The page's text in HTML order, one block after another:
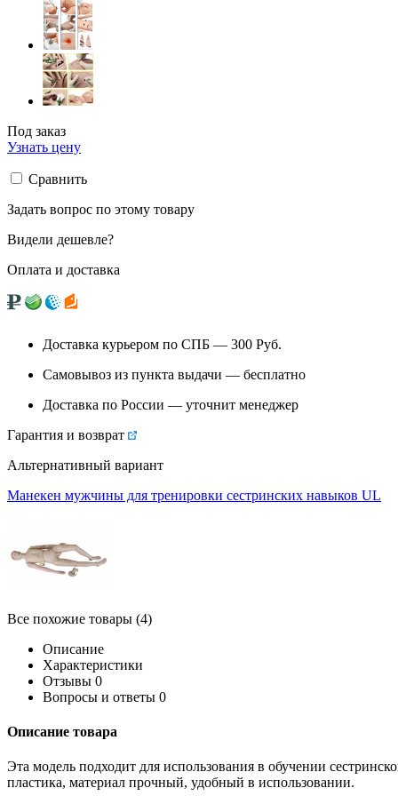
Под заказ
Узнать цену
Сравнить
Задать вопрос по этому товару
Видели дешевле?
Оплата и доставка
Доставка курьером по СПБ — 300 Руб.
Самовывоз из пункта выдачи — бесплатно
Доставка по России — уточнит менеджер
Гарантия и возврат
Альтернативный вариант
Манекен мужчины для тренировки сестринских навыков UL
Все похожие товары (4)
Описание
Характеристики
Отзывы 0
Вопросы и ответы 0
Описание товара
Эта модель подходит для использования в обучении
пластика, материал прочный, удобный в использовании.